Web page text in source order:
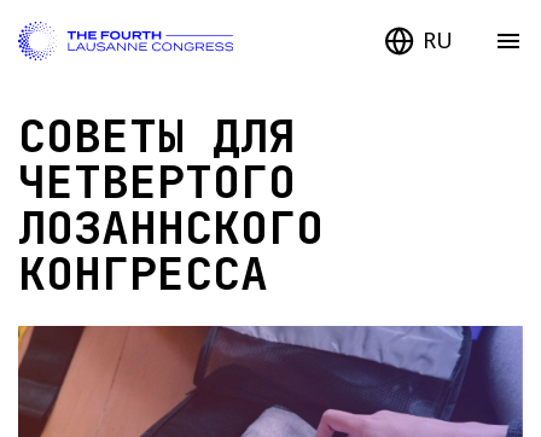
RU
СОВЕТЫ ДЛЯ
ЧЕТВЕРТОГО
ЛОЗАННСКОГО
КОНГРЕССА